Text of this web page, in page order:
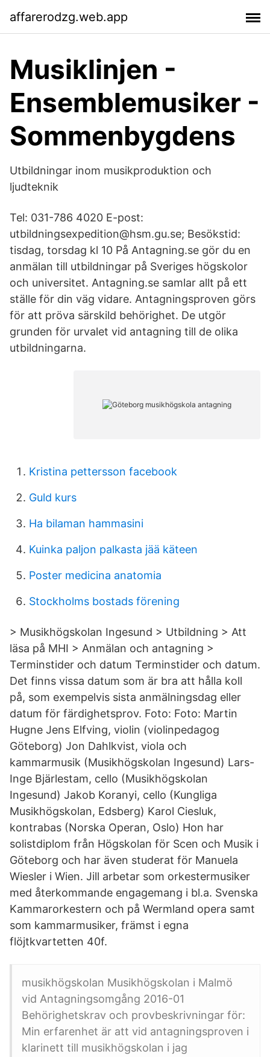
affarerodzg.web.app
Musiklinjen -
Ensemblemusiker -
Sommenbygdens
Utbildningar inom musikproduktion och
ljudteknik
Tel: 031-786 4020 E-post:
utbildningsexpedition@hsm.gu.se; Besökstid:
tisdag, torsdag kl 10 På Antagning.se gör du en
anmälan till utbildningar på Sveriges högskolor
och universitet. Antagning.se samlar allt på ett
ställe för din väg vidare. Antagningsproven görs
för att pröva särskild behörighet. De utgör
grunden för urvalet vid antagning till de olika
utbildningarna.
Kristina pettersson facebook
Guld kurs
Ha bilaman hammasini
Kuinka paljon palkasta jää käteen
Poster medicina anatomia
Stockholms bostads förening
> Musikhögskolan Ingesund > Utbildning > Att
läsa på MHI > Anmälan och antagning >
Terminstider och datum Terminstider och datum.
Det finns vissa datum som är bra att hålla koll
på, som exempelvis sista anmälningsdag eller
datum för färdighetsprov. Foto: Foto: Martin
Hugne Jens Elfving, violin (violinpedagog
Göteborg) Jon Dahlkvist, viola och
kammarmusik (Musikhögskolan Ingesund) Lars-
Inge Bjärlestam, cello (Musikhögskolan
Ingesund) Jakob Koranyi, cello (Kungliga
Musikhögskolan, Edsberg) Karol Ciesluk,
kontrabas (Norska Operan, Oslo) Hon har
solistdiplom från Högskolan för Scen och Musik i
Göteborg och har även studerat för Manuela
Wiesler i Wien. Jill arbetar som orkestermusiker
med återkommande engagemang i bl.a. Svenska
Kammarorkestern och på Wermland opera samt
som kammarmusiker, främst i egna
flöjtkvartetten 40f.
musikhögskolan Musikhögskolan i Malmö
vid Antagningsomgång 2016-01
Behörighetskrav och provbeskrivningar för:
Min erfarenhet är att vid antagningsproven i
klarinett till musikhögskolan i jag